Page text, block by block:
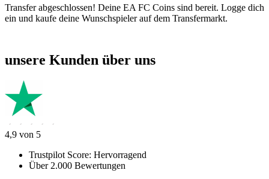
Transfer abgeschlossen! Deine EA FC Coins sind bereit. Logge dich
ein und kaufe deine Wunschspieler auf dem Transfermarkt.
unsere Kunden über uns
4,9 von 5
Trustpilot Score: Hervorragend
Über 2.000 Bewertungen